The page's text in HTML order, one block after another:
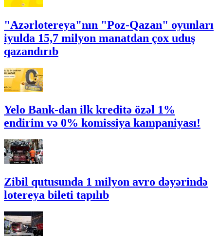
"Azərlotereya"nın "Poz-Qazan" oyunları
iyulda 15,7 milyon manatdan çox uduş
qazandırıb
Yelo Bank-dan ilk kreditə özəl 1%
endirim və 0% komissiya kampaniyası!
Zibil qutusunda 1 milyon avro dəyərində
lotereya bileti tapılıb